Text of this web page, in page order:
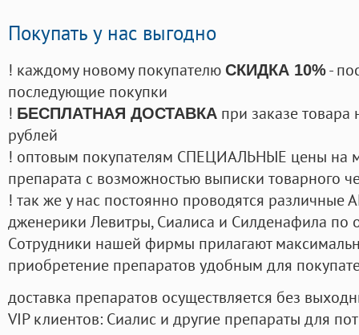
Покупать у нас выгодно
! каждому новому покупателю СКИДКА 10%-
последующие покупки
! БЕСПЛАТНАЯ ДОСТАВКА при заказе
рублей
! оптовым покупателям СПЕЦИАЛЬНЫЕ цены на
препарата с возможностью выписки товарного
! так же у нас постоянно проводятся
дженерики Левитры, Сиалиса и Силденафила по
Cотрудники нашей фирмы прилагают
приобретение препаратов удобным для
доставка препаратов осуществляется без
VIP клиентов: Сиалис и другие препараты для